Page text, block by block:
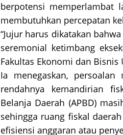
berpotensi memperlambat
membutuhkan percepatan
“Jujur harus dikatakan
seremonial ketimbang
Fakultas Ekonomi dan
Ia menegaskan,
rendahnya kemandirian
Belanja Daerah (APBD)
sehingga ruang fiskal
efisiensi anggaran atau